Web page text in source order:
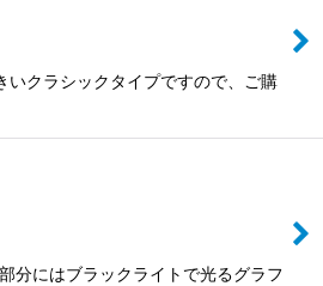
いクラシックタイプですので、ご購
分にはブラックライトで光るグラフ